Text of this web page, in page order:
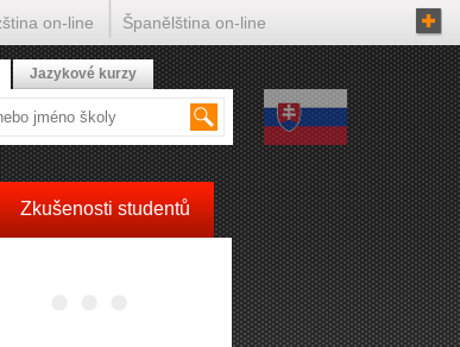
Zkušenosti studentů
Jazykové kurzy
on-line Španělština on-line